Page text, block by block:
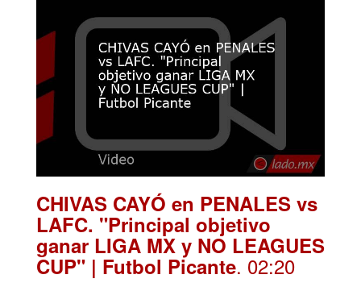
CHIVAS CAYÓ en PENALES vs
LAFC. "Principal objetivo
ganar LIGA MX y NO LEAGUES
CUP" | Futbol Picante. 02:20